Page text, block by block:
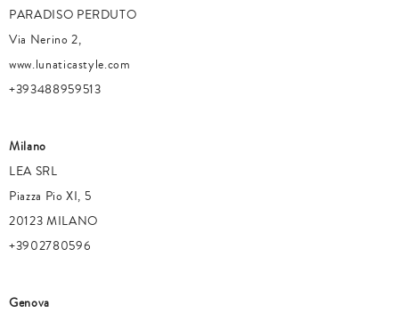
PARADISO PERDUTO
Via Nerino 2,
www.lunaticastyle.com
+393488959513
Milano
LEA SRL
Piazza Pio XI, 5
20123 MILANO
+3902780596
Genova